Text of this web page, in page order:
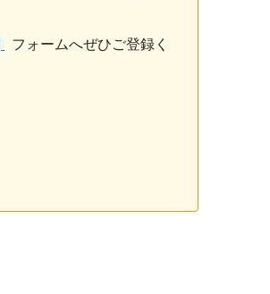
フォームへぜひご登録く